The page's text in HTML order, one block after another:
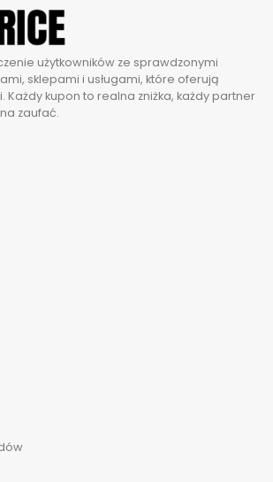
użytkowników ze sprawdzonymi
sklepami i usługami, które oferują
Każdy kupon to realna zniżka, każdy partner
zaufać.